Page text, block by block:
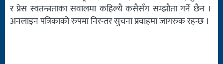
र प्रेस स्वतन्त्रताका सवालमा कहिल्यै कसैसँग सम्झौता गर्ने छैन ।
अनलाइन पत्रिकाको रुपमा निरन्तर सुचना प्रवाहमा जागरुक रहन्छ ।